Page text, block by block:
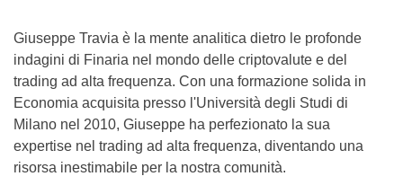
Giuseppe Travia è la mente analitica dietro le profonde
indagini di Finaria nel mondo delle criptovalute e del
trading ad alta frequenza. Con una formazione solida in
Economia acquisita presso l'Università degli Studi di
Milano nel 2010, Giuseppe ha perfezionato la sua
expertise nel trading ad alta frequenza, diventando una
risorsa inestimabile per la nostra comunità.